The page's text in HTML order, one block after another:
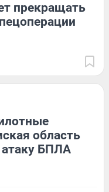
прекращать
область
БПЛА